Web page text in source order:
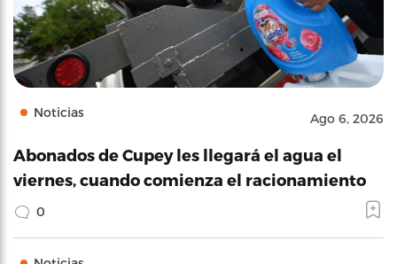
Noticias Ago 6, 2026
Abonados de Cupey les llegará el agua el
viernes, cuando comienza el racionamiento
0